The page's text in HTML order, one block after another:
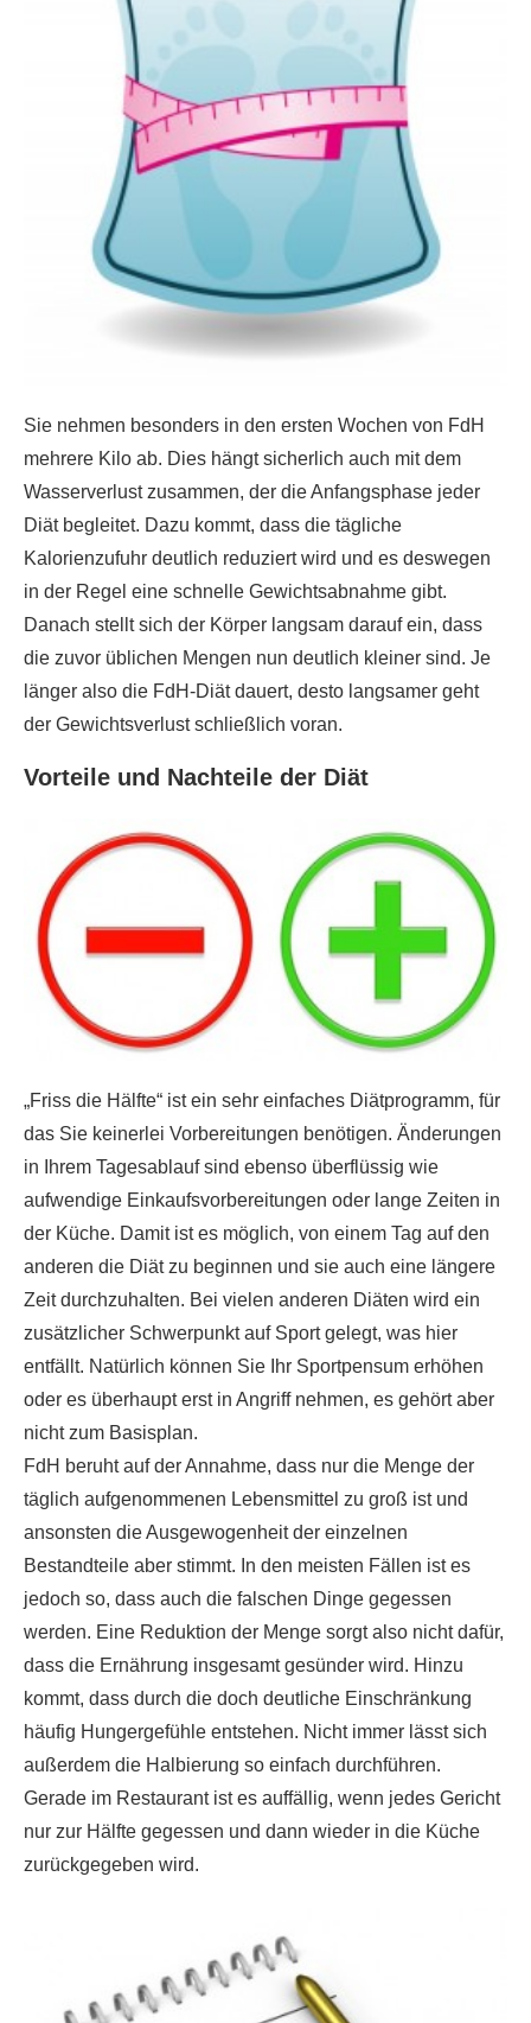
Sie nehmen besonders in den ersten Wochen von FdH
mehrere Kilo ab. Dies hängt sicherlich auch mit dem
Wasserverlust zusammen, der die Anfangsphase jeder
Diät begleitet. Dazu kommt, dass die tägliche
Kalorienzufuhr deutlich reduziert wird und es deswegen
in der Regel eine schnelle Gewichtsabnahme gibt.
Danach stellt sich der Körper langsam darauf ein, dass
die zuvor üblichen Mengen nun deutlich kleiner sind. Je
länger also die FdH-Diät dauert, desto langsamer geht
der Gewichtsverlust schließlich voran.
Vorteile und Nachteile der Diät
„Friss die Hälfte“ ist ein sehr einfaches Diätprogramm, für
das Sie keinerlei Vorbereitungen benötigen. Änderungen
in Ihrem Tagesablauf sind ebenso überflüssig wie
aufwendige Einkaufsvorbereitungen oder lange Zeiten in
der Küche. Damit ist es möglich, von einem Tag auf den
anderen die Diät zu beginnen und sie auch eine längere
Zeit durchzuhalten. Bei vielen anderen Diäten wird ein
zusätzlicher Schwerpunkt auf Sport gelegt, was hier
entfällt. Natürlich können Sie Ihr Sportpensum erhöhen
oder es überhaupt erst in Angriff nehmen, es gehört aber
nicht zum Basisplan.
FdH beruht auf der Annahme, dass nur die Menge der
täglich aufgenommenen Lebensmittel zu groß ist und
ansonsten die Ausgewogenheit der einzelnen
Bestandteile aber stimmt. In den meisten Fällen ist es
jedoch so, dass auch die falschen Dinge gegessen
werden. Eine Reduktion der Menge sorgt also nicht dafür,
dass die Ernährung insgesamt gesünder wird. Hinzu
kommt, dass durch die doch deutliche Einschränkung
häufig Hungergefühle entstehen. Nicht immer lässt sich
außerdem die Halbierung so einfach durchführen.
Gerade im Restaurant ist es auffällig, wenn jedes Gericht
nur zur Hälfte gegessen und dann wieder in die Küche
zurückgegeben wird.